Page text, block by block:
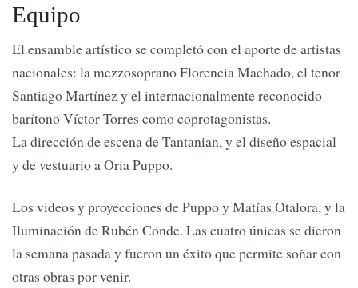
Equipo
El ensamble artístico se completó con el aporte de artistas
nacionales: la mezzosoprano Florencia Machado, el tenor
Santiago Martínez y el internacionalmente reconocido
barítono Víctor Torres como coprotagonistas.
La dirección de escena de Tantanian, y el diseño espacial
y de vestuario a Oria Puppo.
Los videos y proyecciones de Puppo y Matías Otalora, y la
Iluminación de Rubén Conde. Las cuatro únicas se dieron
la semana pasada y fueron un éxito que permite soñar con
otras obras por venir.